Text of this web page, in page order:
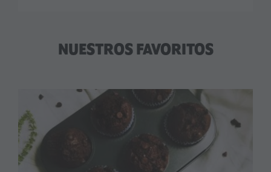
NUESTROS FAVORITOS